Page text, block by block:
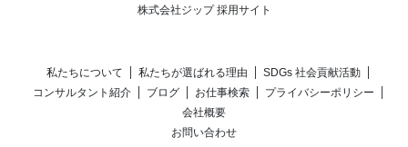
株式会社ジップ 採用サイト
私たちについて 私たちが選ばれる理由
SDGs 社会貢献活動
コンサルタント紹介
ブログ お仕事検索
プライバシーポリシー
会社概要
お問い合わせ